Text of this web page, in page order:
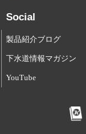
Social
製品紹介ブログ
下水道情報マガジン
YouTube